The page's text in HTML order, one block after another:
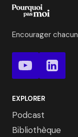
Encourager
EXPLORER
Podcast
Bibliothèque